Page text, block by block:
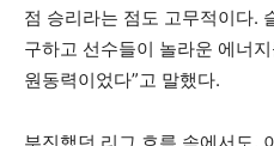
점 승리라는 점도 고무적이다.
구하고 선수들이 놀라운 에너
원동력이었다”고 말했다.